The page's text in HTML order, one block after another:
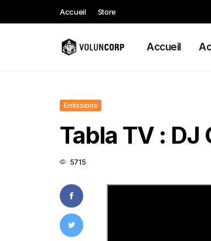
Accueil Store
Accueil
Emissions
Tabla TV : DJ
5715